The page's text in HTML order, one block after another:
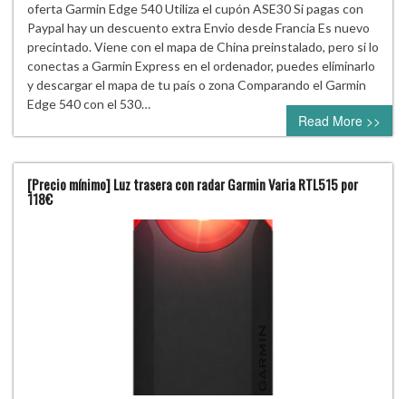
oferta Garmin Edge 540 Utiliza el cupón ASE30 Si pagas con
Paypal hay un descuento extra Envio desde Francia Es nuevo
precintado. Viene con el mapa de China preinstalado, pero si lo
conectas a Garmin Express en el ordenador, puedes eliminarlo
y descargar el mapa de tu país o zona Comparando el Garmin
Edge 540 con el 530…
Read More >>
[Precio mínimo] Luz trasera con radar Garmin Varia RTL515 por
118€